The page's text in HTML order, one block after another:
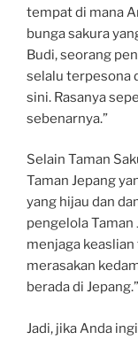
tempat di mana
bunga sakura
Budi, seorang
selalu terpesona
sini. Rasanya
sebenarnya.”
Selain Taman
Taman Jepang
yang hijau dan
pengelola Taman
menjaga
merasakan
berada di Jepang.”
Jadi, jika Anda